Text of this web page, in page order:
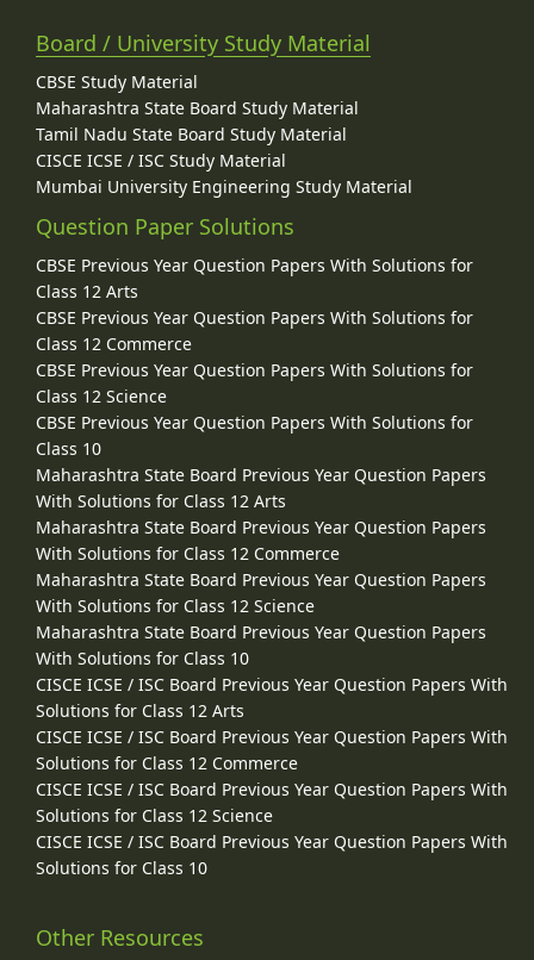
Board / University Study Material
CBSE Study Material
Maharashtra State Board Study Material
Tamil Nadu State Board Study Material
CISCE ICSE / ISC Study Material
Mumbai University Engineering Study Material
Question Paper Solutions
CBSE Previous Year Question Papers With Solutions for
Class 12 Arts
CBSE Previous Year Question Papers With Solutions for
Class 12 Commerce
CBSE Previous Year Question Papers With Solutions for
Class 12 Science
CBSE Previous Year Question Papers With Solutions for
Class 10
Maharashtra State Board Previous Year Question Papers
With Solutions for Class 12 Arts
Maharashtra State Board Previous Year Question Papers
With Solutions for Class 12 Commerce
Maharashtra State Board Previous Year Question Papers
With Solutions for Class 12 Science
Maharashtra State Board Previous Year Question Papers
With Solutions for Class 10
CISCE ICSE / ISC Board Previous Year Question Papers With
Solutions for Class 12 Arts
CISCE ICSE / ISC Board Previous Year Question Papers With
Solutions for Class 12 Commerce
CISCE ICSE / ISC Board Previous Year Question Papers With
Solutions for Class 12 Science
CISCE ICSE / ISC Board Previous Year Question Papers With
Solutions for Class 10
Other Resources